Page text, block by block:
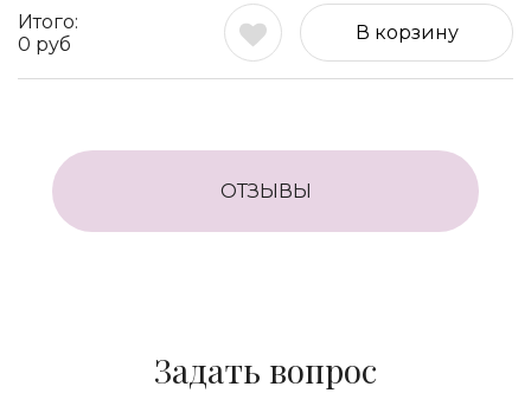
0 руб
В корзину
ОТЗЫВЫ
Задать вопрос